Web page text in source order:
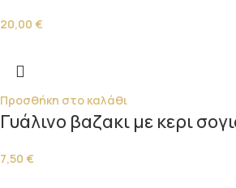
20,00 €
Προσθήκη στο καλάθι
Γυάλινο βαζακι με κερι
7,50 €